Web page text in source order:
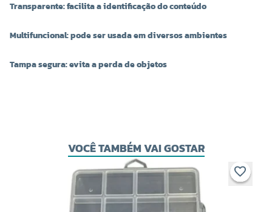
Transparente: facilita a identificação do conteúdo
Multifuncional: pode ser usada em diversos ambientes
Tampa segura: evita a perda de objetos
VOCÊ TAMBÉM VAI GOSTAR